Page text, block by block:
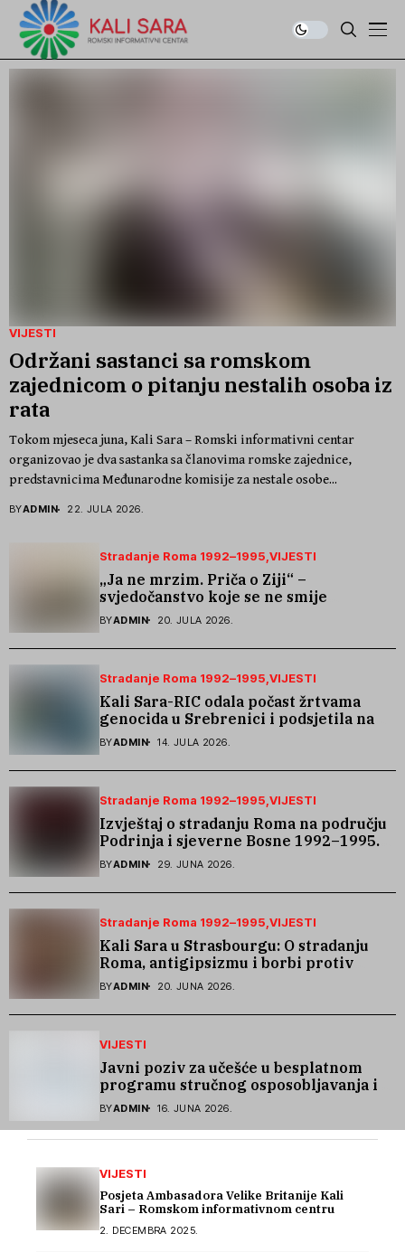
VIJESTI
Održani sastanci sa romskom
zajednicom o pitanju nestalih osoba iz
rata
Tokom mjeseca juna, Kali Sara – Romski informativni centar
organizovao je dva sastanka sa članovima romske zajednice,
predstavnicima Međunarodne komisije za nestale osobe...
BYADMIN 22. JULA 2026.
Stradanje Roma 1992–1995 VIJESTI
„Ja ne mrzim. Priča o Ziji“ –
svjedočanstvo koje se ne smije
zaboraviti
BYADMIN 20. JULA 2026.
Stradanje Roma 1992–1995 VIJESTI
Kali Sara-RIC odala počast žrtvama
genocida u Srebrenici i podsjetila na
stradanje Roma iz Skočića
BYADMIN 14. JULA 2026.
Stradanje Roma 1992–1995 VIJESTI
Izvještaj o stradanju Roma na području
Podrinja i sjeverne Bosne 1992–1995.
godine
BYADMIN 29. JUNA 2026.
Stradanje Roma 1992–1995 VIJESTI
Kali Sara u Strasbourgu: O stradanju
Roma, antigipsizmu i borbi protiv
govora mržnje
BYADMIN 20. JUNA 2026.
VIJESTI
Javni poziv za učešće u besplatnom
programu stručnog osposobljavanja i
podrške pri zapošljavanju
BYADMIN 16. JUNA 2026.
VIJESTI
Posjeta Ambasadora Velike Britanije Kali
Sari – Romskom informativnom centru
2. DECEMBRA 2025.